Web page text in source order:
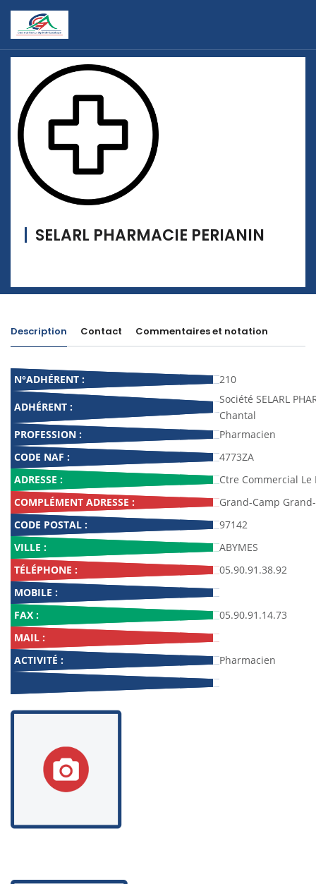
SELARL PHARMACIE PERIANIN
Description Contact Commentaires et notation
N°ADHÉRENT : 210
ADHÉRENT :
Société SELARL
Chantal
PROFESSION :
Pharmacien
CODE NAF :
4773ZA
ADRESSE :
Ctre Commercial Le
COMPLÉMENT ADRESSE :
Grand-Camp
CODE POSTAL :
97142
VILLE :
ABYMES
TÉLÉPHONE :
05.90.91.38.92
MOBILE :
FAX :
05.90.91.14.73
MAIL :
ACTIVITÉ :
Pharmacien